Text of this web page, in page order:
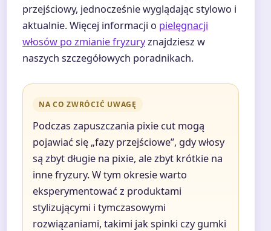
przejściowy, jednocześnie wyglądając stylowo i
aktualnie. Więcej informacji o pielęgnacji
włosów po zmianie fryzuryznajdziesz w
naszych szczegółowych poradnikach.
NA CO ZWRÓCIĆ UWAGĘ
Podczas zapuszczania pixie cut mogą
pojawiać się „fazy przejściowe”, gdy włosy
są zbyt długie na pixie, ale zbyt krótkie na
inne fryzury. W tym okresie warto
eksperymentować z produktami
stylizującymi i tymczasowymi
rozwiązaniami, takimi jak spinki czy gumki